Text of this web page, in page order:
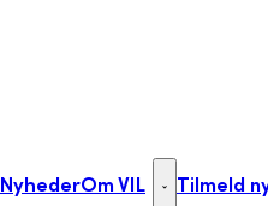
links - Flere links
NyhederOm VIL Om VIL -
Tilmeld